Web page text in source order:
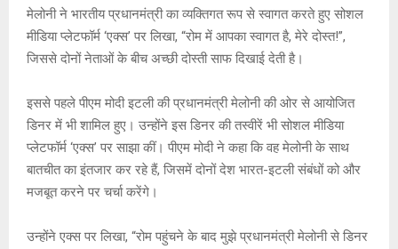
मेलोनी ने भारतीय प्रधानमंत्री का व्यक्तिगत रूप से स्वागत करते हुए सोशल
मीडिया प्लेटफॉर्म ‘एक्स’ पर लिखा, “रोम में आपका स्वागत है, मेरे दोस्त!”,
जिससे दोनों नेताओं के बीच अच्छी दोस्ती साफ दिखाई देती है।
इससे पहले पीएम मोदी इटली की प्रधानमंत्री मेलोनी की ओर से आयोजित
डिनर में भी शामिल हुए। उन्होंने इस डिनर की तस्वीरें भी सोशल मीडिया
प्लेटफॉर्म ‘एक्स’ पर साझा कीं। पीएम मोदी ने कहा कि वह मेलोनी के साथ
बातचीत का इंतजार कर रहे हैं, जिसमें दोनों देश भारत-इटली संबंधों को और
मजबूत करने पर चर्चा करेंगे।
उन्होंने एक्स पर लिखा, “रोम पहुंचने के बाद मुझे प्रधानमंत्री मेलोनी से डिनर